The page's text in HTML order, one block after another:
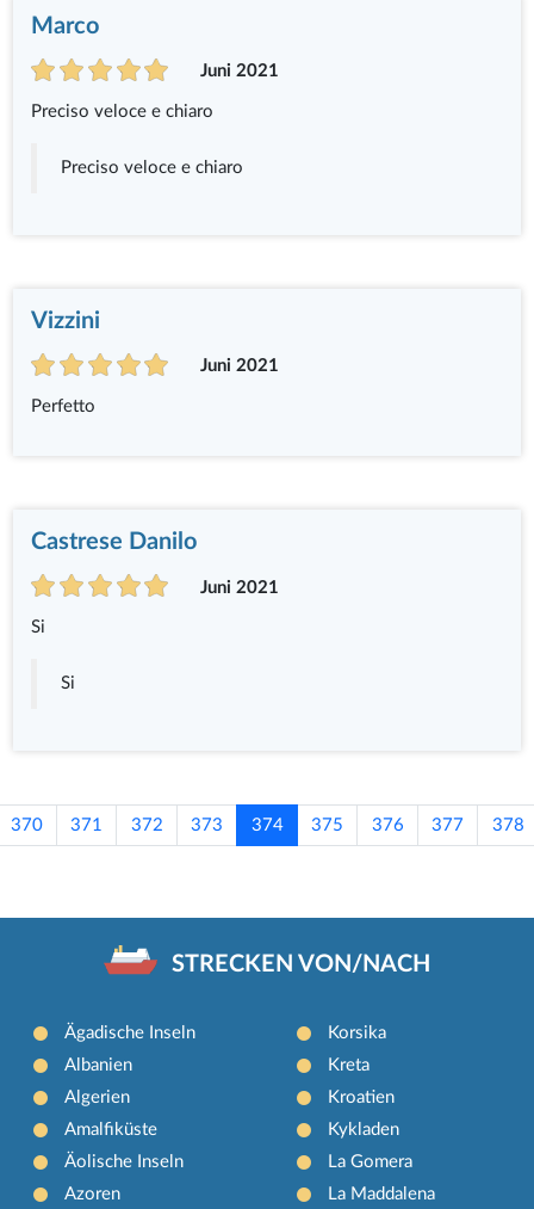
Marco
Juni 2021
Preciso veloce e chiaro
Preciso veloce e chiaro
Vizzini
Juni 2021
Perfetto
Castrese Danilo
Juni 2021
Si
Si
370 371 372 373 374 375 376 377 378
STRECKEN VON/NACH
Ägadische Inseln
Albanien
Algerien
Amalfiküste
Äolische Inseln
Azoren
Korsika
Kreta
Kroatien
Kykladen
La Gomera
La Maddalena